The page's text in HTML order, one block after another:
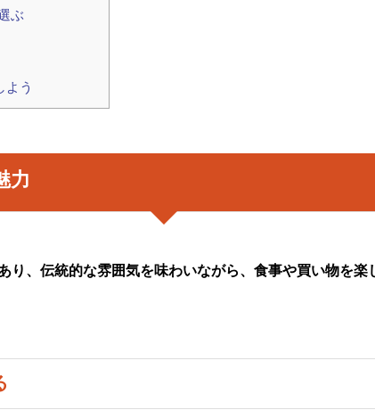
ぶ
よう
力
り、伝統的な雰囲気を味わいながら、食事や買い物を楽